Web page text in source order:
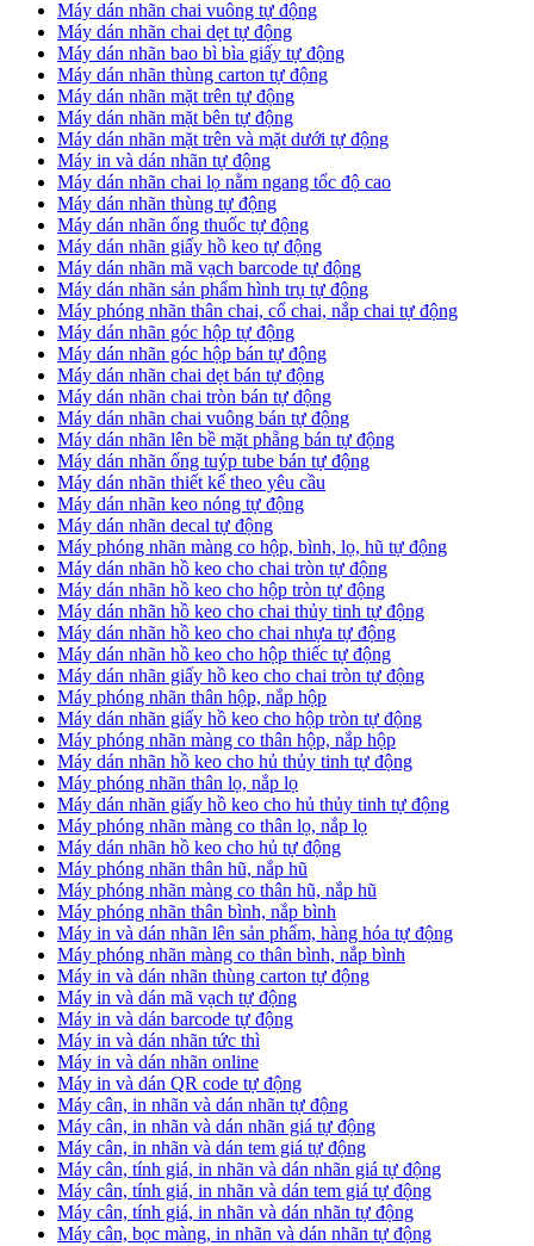
​Máy dán nhãn chai vuông tự động
​Máy dán nhãn chai dẹt tự động
​Máy dán nhãn bao bì bìa giấy tự động
Máy dán nhãn thùng carton tự động
​Máy dán nhãn mặt trên tự động
​Máy dán nhãn mặt bên tự động
​Máy dán nhãn mặt trên và mặt dưới tự động
Máy in và dán nhãn tự động
Máy dán nhãn chai lọ nằm ngang tốc độ cao
​Máy dán nhãn thùng tự động
Máy dán nhãn ống thuốc tự động
​Máy dán nhãn giấy hồ keo tự động
​Máy dán nhãn mã vạch barcode tự động
​Máy dán nhãn sản phẩm hình trụ tự động
Máy phóng nhãn thân chai, cổ chai, nắp chai tự động
​Máy dán nhãn góc hộp tự động
Máy dán nhãn góc hộp bán tự động
​Máy dán nhãn chai dẹt bán tự động
Máy dán nhãn chai tròn bán tự động
Máy dán nhãn chai vuông bán tự động
Máy dán nhãn lên bề mặt phẵng bán tự động
​Máy dán nhãn ống tuýp tube bán tự động
Máy dán nhãn thiết kế theo yêu cầu
​Máy dán nhãn keo nóng tự động
Máy dán nhãn decal tự động
Máy phóng nhãn màng co hộp, bình, lọ, hũ tự động
Máy dán nhãn hồ keo cho chai tròn tự động
Máy dán nhãn hồ keo cho hộp tròn tự động
Máy dán nhãn hồ keo cho chai thủy tinh tự động
Máy dán nhãn hồ keo cho chai nhựa tự động
Máy dán nhãn hồ keo cho hộp thiếc tự động
Máy dán nhãn giấy hồ keo cho chai tròn tự động
Máy phóng nhãn thân hộp, nắp hộp
Máy dán nhãn giấy hồ keo cho hộp tròn tự động
Máy phóng nhãn màng co thân hộp, nắp hộp
Máy dán nhãn hồ keo cho hủ thủy tinh tự động
Máy phóng nhãn thân lọ, nắp lọ
Máy dán nhãn giấy hồ keo cho hủ thủy tinh tự động
Máy phóng nhãn màng co thân lọ, nắp lọ
Máy dán nhãn hồ keo cho hủ tự động
Máy phóng nhãn thân hũ, nắp hũ
Máy phóng nhãn màng co thân hũ, nắp hũ
Máy phóng nhãn thân bình, nắp bình
Máy in và dán nhãn lên sản phẩm, hàng hóa tự động
Máy phóng nhãn màng co thân bình, nắp bình
Máy in và dán nhãn thùng carton tự động
Máy in và dán mã vạch tự động
Máy in và dán barcode tự động
Máy in và dán nhãn tức thì
Máy in và dán nhãn online
Máy in và dán QR code tự động
Máy cân, in nhãn và dán nhãn tự động
Máy cân, in nhãn và dán nhãn giá tự động
Máy cân, in nhãn và dán tem giá tự động
Máy cân, tính giá, in nhãn và dán nhãn giá tự động
Máy cân, tính giá, in nhãn và dán tem giá tự động
Máy cân, tính giá, in nhãn và dán nhãn tự động
Máy cân, bọc màng, in nhãn và dán nhãn tự động